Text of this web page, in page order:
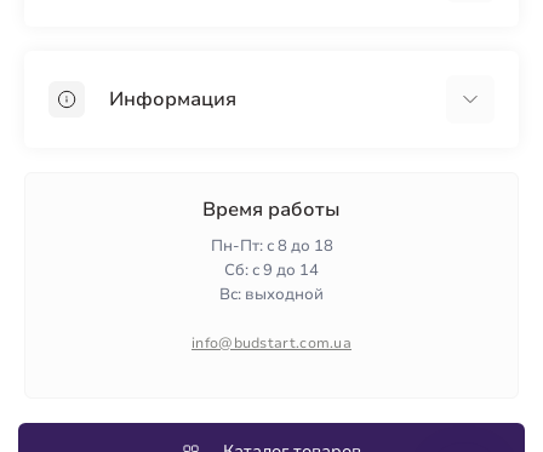
ПенопластИнформация
Политика конфиденциальности
Время работы
Пн-Пт: с 8 до 18
Сб: с 9 до 14
Вс: выходной
info@budstart.com.ua